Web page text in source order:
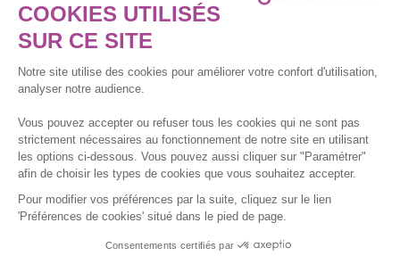
Copyright 2024 - J3R
Préférences de cookies
Voir le certificat Qualiopi
COOKIES UTILISÉS
SUR CE SITE
Notre site utilise des cookies pour améliorer votre confort d'utilisation,
analyser notre audience.
Vous pouvez accepter ou refuser tous les cookies qui ne sont pas
strictement nécessaires au fonctionnement de notre site en utilisant
les options ci-dessous. Vous pouvez aussi cliquer sur "Paramétrer"
afin de choisir les types de cookies que vous souhaitez accepter.
Pour modifier vos préférences par la suite, cliquez sur le lien
'Préférences de cookies' situé dans le pied de page.
Consentements certifiés par